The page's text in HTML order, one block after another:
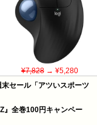
¥7,828→ ¥5,280
セール「アツいスポーツ
』全巻100円キャンペー